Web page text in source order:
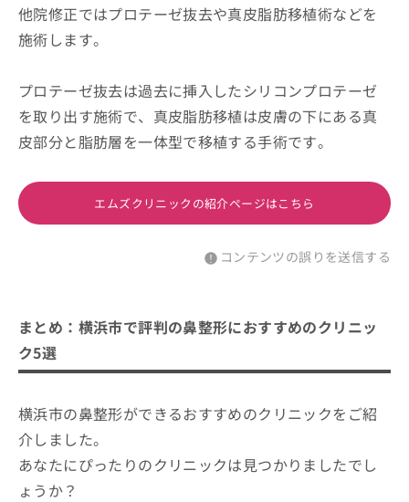
他院修正ではプロテーゼ抜去や真皮脂肪移植術などを
施術します。
プロテーゼ抜去は過去に挿入したシリコンプロテーゼ
を取り出す施術で、真皮脂肪移植は皮膚の下にある真
皮部分と脂肪層を一体型で移植する手術です。
エムズクリニックの紹介ページはこちら
コンテンツの誤りを送信する
まとめ：横浜市で評判の鼻整形におすすめのクリニッ
ク5選
横浜市の鼻整形ができるおすすめのクリニックをご紹
介しました。
あなたにぴったりのクリニックは見つかりましたでし
ょうか？